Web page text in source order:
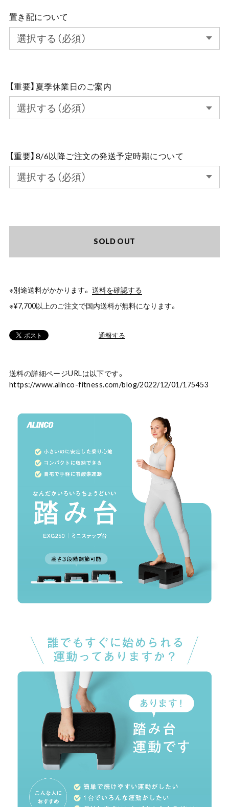
置き配について
【重要】夏季休業日のご案内
【重要】8/6以降ご注文の発送予定時期について
SOLD OUT
※別途送料がかかります。 送料を確認する
※¥7,700以上のご注文で国内送料が無料になります。
通報する
送料の詳細ページURLは以下です。
https://www.alinco-fitness.com/blog/2022/12/01/175453